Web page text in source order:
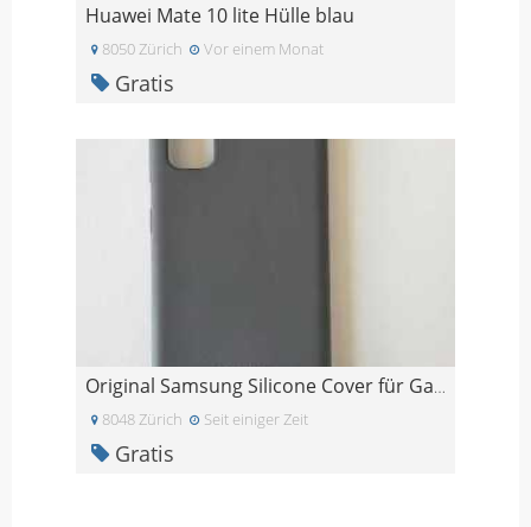
Huawei Mate 10 lite Hülle blau
8050 Zürich Vor einem Monat
Gratis
Original Samsung Silicone Cover für Galaxy S20
8048 Zürich Seit einiger Zeit
Gratis